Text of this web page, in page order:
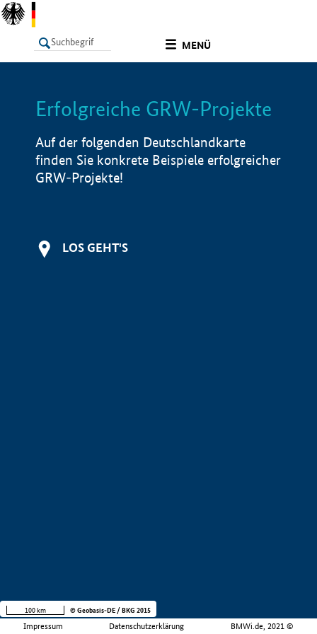
MENÜ
LISTE Info
Erfolgreiche GRW-Projekte
Auf der folgenden Deutschlandkarte
finden Sie konkrete Beispiele erfolgreicher
GRW-Projekte!
LOS GEHT'S
Impressum Datenschutzerklärung BMWi.de, 2021 ©
100 km © Geobasis-DE / BKG 2015